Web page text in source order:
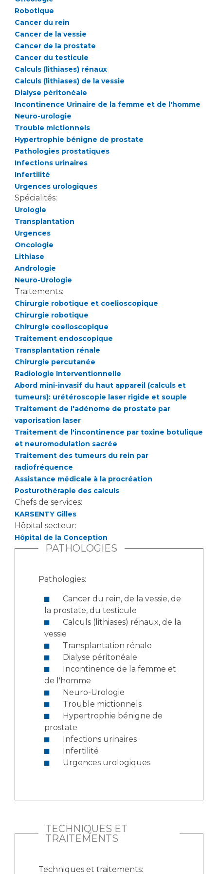
Qualité
Nos indicateurs qualité et de sécurité des soins
Protection des données
Sécurité
Les recherches en santé à l’AP-HM
Lieu de santé sans tabac
Liste des marchés conclus
Documents utiles
Robotique
Cancer du rein
Cancer de la vessie
Cancer de la prostate
Cancer du testicule
Calculs (lithiases) rénaux
Calculs (lithiases) de la vessie
Dialyse péritonéale
Incontinence Urinaire de la femme et de l'homme
Neuro-urologie
Trouble mictionnels
Hypertrophie bénigne de prostate
Pathologies prostatiques
Infections urinaires
Infertilité
Urgences urologiques
Spécialités:
Urologie
Transplantation
Urgences
Oncologie
Lithiase
Andrologie
Neuro-Urologie
Traitements:
Chirurgie robotique et coelioscopique
Chirurgie robotique
Chirurgie coelioscopique
Traitement endoscopique
Transplantation rénale
Chirurgie percutanée
Radiologie Interventionnelle
Abord mini-invasif du haut appareil (calculs et
tumeurs): urétéroscopie laser rigide et souple
Traitement de l'adénome de prostate par
vaporisation laser
Traitement de l'incontinence par toxine botulique
et neuromodulation sacrée
Traitement des tumeurs du rein par
radiofréquence
Assistance médicale à la procréation
Posturothérapie des calculs
Chefs de services:
KARSENTY Gilles
Hôpital secteur:
Hôpital de la Conception
PATHOLOGIES
Pathologies:
la prostate, du testicule
vessie
Transplantation rénale
Dialyse péritonéale
de l'homme
Neuro-Urologie
Trouble mictionnels
prostate
Infections urinaires
Infertilité
Urgences urologiques
TECHNIQUES ET
TRAITEMENTS
Techniques et traitements: